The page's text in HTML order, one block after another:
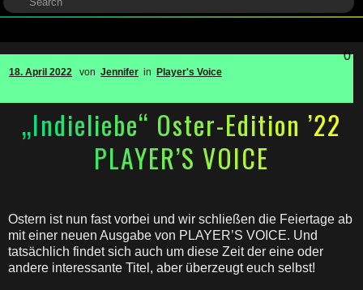
18. April 2022 von Jennifer in Player's Voice
0
„Indieliebe“ Oster-Edition ’22
PLAYER’S VOICE
Ostern ist nun fast vorbei und wir schließen die Feiertage ab
mit einer neuen Ausgabe von PLAYER’S VOICE. Und
tatsächlich findet sich auch um diese Zeit der eine oder
andere interessante Titel, aber überzeugt euch selbst!